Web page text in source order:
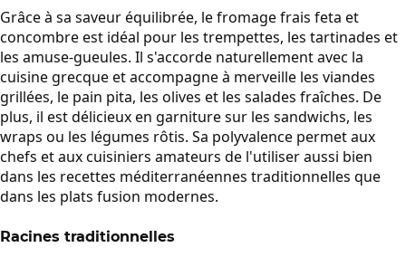
Grâce à sa saveur équilibrée, le fromage frais feta et
concombre est idéal pour les trempettes, les tartinades et
les amuse-gueules. Il s'accorde naturellement avec la
cuisine grecque et accompagne à merveille les viandes
grillées, le pain pita, les olives et les salades fraîches. De
plus, il est délicieux en garniture sur les sandwichs, les
wraps ou les légumes rôtis. Sa polyvalence permet aux
chefs et aux cuisiniers amateurs de l'utiliser aussi bien
dans les recettes méditerranéennes traditionnelles que
dans les plats fusion modernes.
Racines traditionnelles